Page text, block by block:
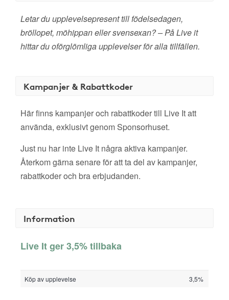
Letar du upplevelsepresent till födelsedagen,
bröllopet, möhippan eller svensexan? – På Live it
hittar du oförglömliga upplevelser för alla tillfällen.
Kampanjer & Rabattkoder
Här finns kampanjer och rabattkoder till Live It att
använda, exklusivt genom Sponsorhuset.
Just nu har inte Live It några aktiva kampanjer.
Återkom gärna senare för att ta del av kampanjer,
rabattkoder och bra erbjudanden.
Information
Live It ger 3,5% tillbaka
Köp av upplevelse 3,5%